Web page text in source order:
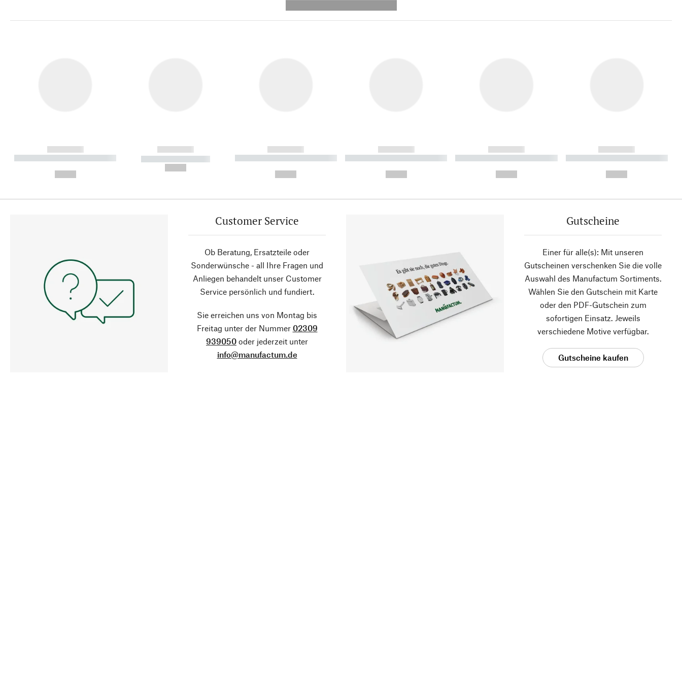
------------
----------- ----------- ----------
------------
----------- -----------
------------
----------- ----------- ----------
------------
----------- ----------- ----------
------------
----------- ----------- ----------
------------
----------- ----------- ----------
Customer Service
Ob Beratung, Ersatzteile oder
Sonderwünsche - all Ihre Fragen und
Anliegen behandelt unser Customer
Service persönlich und fundiert.
Sie erreichen uns von Montag bis
Freitag unter der Nummer 02309
939050 oder jederzeit unter
info@manufactum.de
Gutscheine
Einer für alle(s): Mit unseren
Gutscheinen verschenken Sie die volle
Auswahl des Manufactum Sortiments.
Wählen Sie den Gutschein mit Karte
oder den PDF-Gutschein zum
sofortigen Einsatz. Jeweils
verschiedene Motive verfügbar.
Gutscheine kaufen